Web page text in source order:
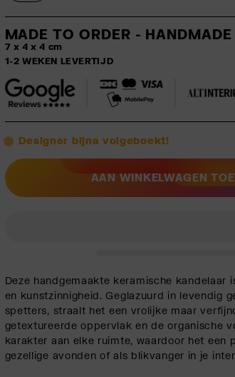
MADE TO ORDER - HANDMADE
7 x 4 x 4 cm
1-2 WEKEN LEVERTIJD
Designer bijna volgeboekt!
AAN WINKELWAGEN
Deze handgemaakte keramische kandelaar
en kunstzinnigheid. Geglazuurd in levendig
spetters, straalt het een vrolijke maar
getextureerde oppervlak en de organische
karakter aan elke ruimte, waardoor het een
gezellige avonden of als blikvanger in je